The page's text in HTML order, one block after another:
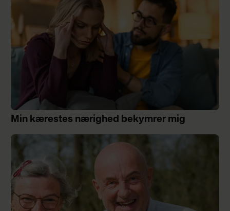
Min kærestes nærighed bekymrer mig